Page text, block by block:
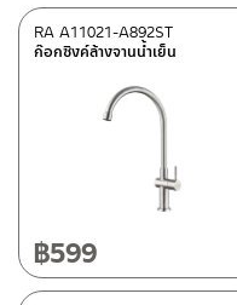
ก๊อกซิงค์ล้างจานน้ำเย็น
RA A11021-A892ST
฿599